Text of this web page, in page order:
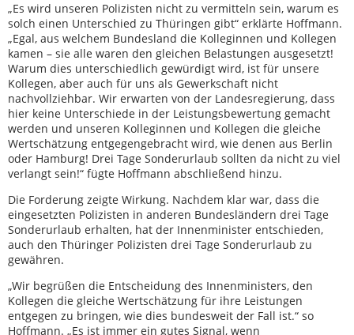
„Es wird unseren Polizisten nicht zu vermitteln sein, warum es
solch einen Unterschied zu Thüringen gibt“ erklärte Hoffmann.
„Egal, aus welchem Bundesland die Kolleginnen und Kollegen
kamen – sie alle waren den gleichen Belastungen ausgesetzt!
Warum dies unterschiedlich gewürdigt wird, ist für unsere
Kollegen, aber auch für uns als Gewerkschaft nicht
nachvollziehbar. Wir erwarten von der Landesregierung, dass
hier keine Unterschiede in der Leistungsbewertung gemacht
werden und unseren Kolleginnen und Kollegen die gleiche
Wertschätzung entgegengebracht wird, wie denen aus Berlin
oder Hamburg! Drei Tage Sonderurlaub sollten da nicht zu viel
verlangt sein!“ fügte Hoffmann abschließend hinzu.
Die Forderung zeigte Wirkung. Nachdem klar war, dass die
eingesetzten Polizisten in anderen Bundesländern drei Tage
Sonderurlaub erhalten, hat der Innenminister entschieden,
auch den Thüringer Polizisten drei Tage Sonderurlaub zu
gewähren.
„Wir begrüßen die Entscheidung des Innenministers, den
Kollegen die gleiche Wertschätzung für ihre Leistungen
entgegen zu bringen, wie dies bundesweit der Fall ist.“ so
Hoffmann. „Es ist immer ein gutes Signal, wenn